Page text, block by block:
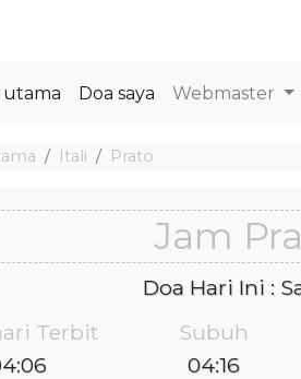
utama Doa saya Webmaster
Itali Prato
Jam
Doa Hari Ini :
Terbit
Subuh
04:16